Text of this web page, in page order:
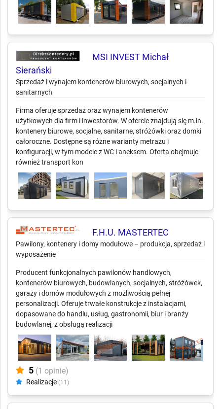
MSI INVEST Michał
Sierański
Sprzedaż i wynajem kontenerów biurowych, socjalnych i
sanitarnych
Firma oferuje sprzedaż oraz wynajem kontenerów
użytkowych dla firm i inwestorów. W ofercie znajdują się m.in.
kontenery biurowe, socjalne, sanitarne, stróżówki oraz domki
całoroczne. Dostępne są różne warianty metrażu i
konfiguracji, w tym modele z WC i aneksem. Oferta obejmuje
również transport kon
F.H.U. MASTERTEC
Pawilony, kontenery i domy modułowe – produkcja, sprzedaż i
wyposażenie
Producent funkcjonalnych pawilonów handlowych,
kontenerów biurowych, budowlanych, socjalnych, stróżówek,
garaży i domów modułowych z możliwością pełnej
personalizacji. Oferuje trwałe konstrukcje z instalacjami,
dopasowane do handlu, usług, gastronomii, biur i branży
budowlanej, z obsługą realizacji
5 (1 opinie)
Realizacje (11)